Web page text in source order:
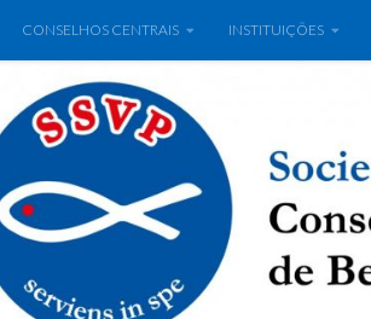
CONSELHOS CENTRAIS INSTITUIÇÕES